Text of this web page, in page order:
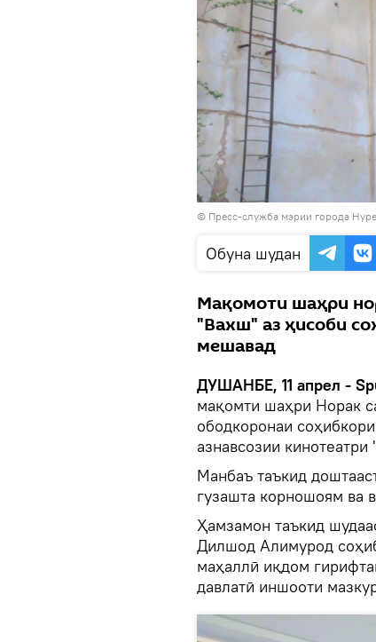
© Пресс-служба мэрии города
Обуна шудан
Мақомоти шаҳри
"Вахш" аз ҳисоби
мешавад
ДУШАНБЕ, 11 апрел -
мақомти шаҳри Норак
ободкоронаи
азнавсозии
Манбаъ таъкид
гузашта корношоям ва
Ҳамзамон таъкид
Дилшод Алимурод
маҳаллӣ иқдом
давлатӣ иншооти